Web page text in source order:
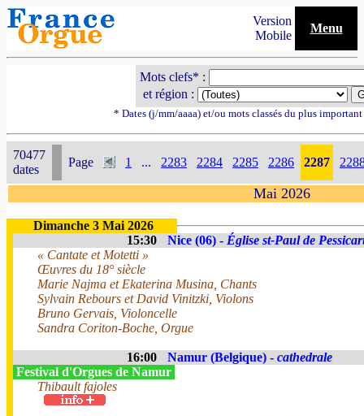
Version
Mobile
Menu
Mots clefs* :
et région :
* Dates (j/mm/aaaa) et/ou mots classés du plus
70477
dates
Page 1 ... 2283 2284 2285 2286 2287
Mai 2026
Dimanche 3 Mai 2026
15:30
Nice (06) - Église st-Paul de
« Cantate et Motetti »
Œuvres du 18° siècle
Marie Najma et Ekaterina Musina, Chants
Sylvain Rebours et David Vinitzki, Violons
Bruno Gervais, Violoncelle
Sandra Coriton-Boche, Orgue
16:00 Namur (Belgique) - cathedrale
Festival d'Orgues de Namur
Thibault fajoles